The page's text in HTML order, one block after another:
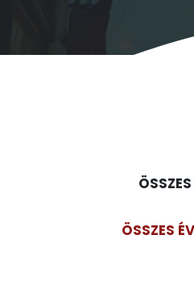
ÖSSZES